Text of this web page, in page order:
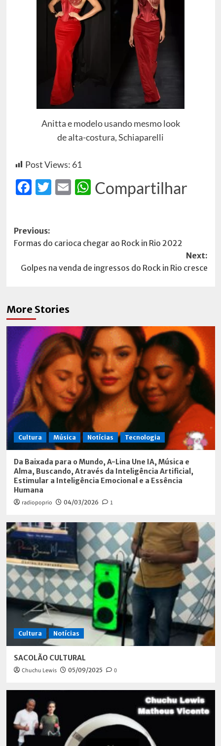
Anitta e modelo usando mesmo look
de alta-costura, Schiaparelli
Post Views: 61
Facebook
Twitter
EmailWhatsApp
Compartilhar
Post
navigation
Previous:
Formas do carioca chegar ao Rock in Rio 2022
Next:
Golpes na venda de ingressos do Rock in Rio cresce
More Stories
Cultura Música Notícias Tecnologia
Da Baixada para o Mundo, A-Lina Une IA, Música e
Alma, Buscando, Através da Inteligência Artificial,
Estimular a Inteligência Emocional e a Essência
Humana
radiopoprio 04/03/2026 1
Cultura Notícias
SACOLÃO CULTURAL
Chuchu Lewis 05/09/2025 0